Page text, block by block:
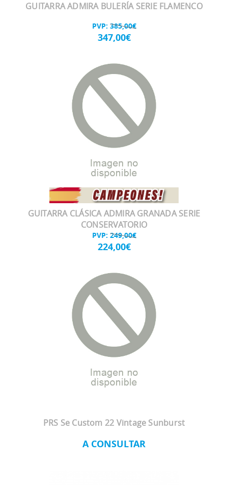
GUITARRA ADMIRA BULERÍA SERIE FLAMENCO
PVP: 385,00€
347,00€
GUITARRA CLÁSICA ADMIRA GRANADA SERIE
CONSERVATORIO
PVP: 249,00€
224,00€
PRS Se Custom 22 Vintage Sunburst
A CONSULTAR